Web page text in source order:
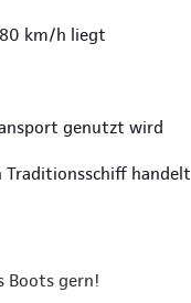
km/h liegt
genutzt wird
Traditionsschiff handelt
Boots gern!